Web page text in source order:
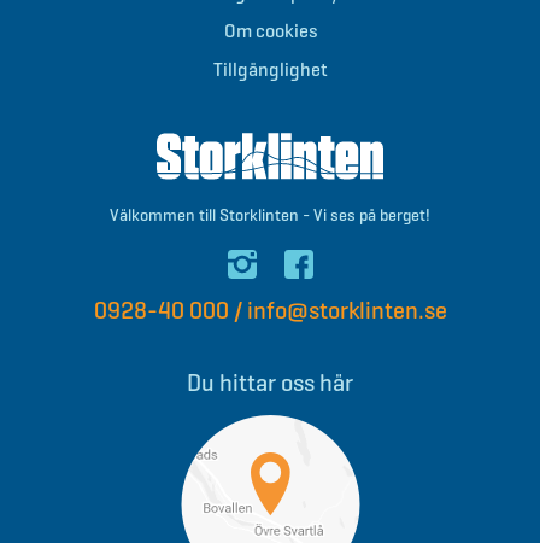
Om cookies
Tillgänglighet
Välkommen till Storklinten - Vi ses på berget!
0928-40 000 / info@storklinten.se
Du hittar oss här